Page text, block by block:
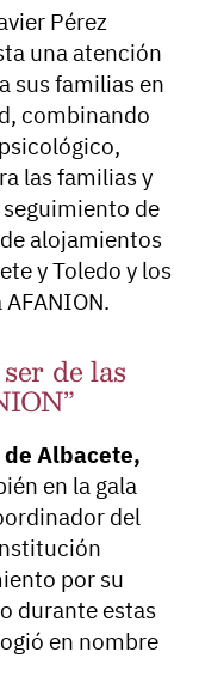
Pérez
una atención
sus familias en
combinando
las familias y
de
alojamientos
y Toledo y los
de las
Albacete,
en la gala
del
por su
durante estas
en nombre